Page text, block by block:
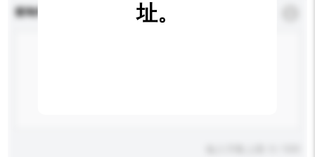
查询内容
址。